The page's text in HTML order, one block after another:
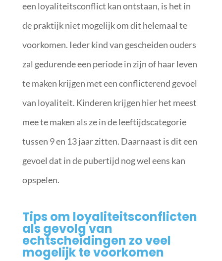
een loyaliteitsconflict kan ontstaan, is het in
de praktijk niet mogelijk om dit helemaal te
voorkomen. Ieder kind van gescheiden ouders
zal gedurende een periode in zijn of haar leven
te maken krijgen met een conflicterend gevoel
van loyaliteit. Kinderen krijgen hier het meest
mee te maken als ze in de leeftijdscategorie
tussen 9 en 13 jaar zitten. Daarnaast is dit een
gevoel dat in de pubertijd nog wel eens kan
opspelen.
Tips om loyaliteitsconflicten
als gevolg van
echtscheidingen zo veel
mogelijk te voorkomen